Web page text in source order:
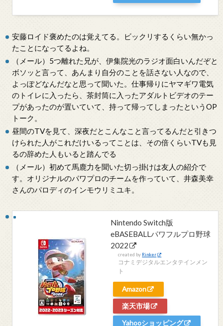
安藤ロイド褒めたのは覚えてる。ビックリするくらい無かっ
たことになってるよね。
（メール）5つ離れた兄が、伊集院光のラジオ面白いんだぞと
ボソッと言って、あんまり自分のことを話さない人なので、
よっぽどなんだなと思って聞いた。仕事帰りにヤマギワ電気
のトイレに入ったら、茶封筒に入ったアダルトビデオのテー
プがあったのが置いていて、持って帰ってしまったというOP
トーク。
昼間のTVを見て、深夜だとこんなこと言ってるんだと引きつ
けられた人がこれだけいるってことは、その倍くらいTVも見
るの辞めた人もいると踏んでる
（メール）初めて馬鹿力を聞いた切っ掛けは友人の紹介で
す。オリジナルのパワプロのチームを作っていて、井森美幸
さんのパロディのインモウリミユキ。
Nintendo Switch版
eBASEBALLパワフルプロ野球
2022
created by Rinker
コナミデジタルエンタテインメン
ト
Amazon
楽天市場
Yahooショッピング